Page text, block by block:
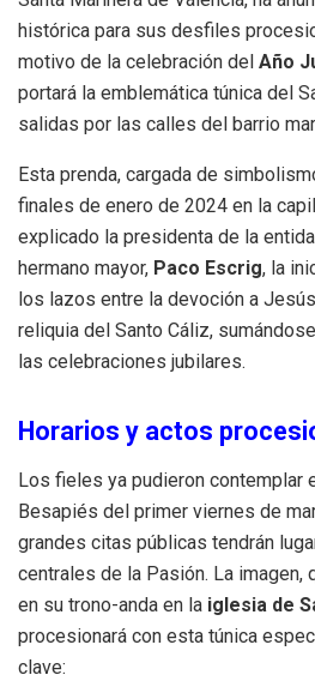
histórica para sus desfiles
motivo de la celebración del Año
portará la emblemática túnica del
salidas por las calles del barrio
Esta prenda, cargada de
finales de enero de 2024 en la
explicado la presidenta de la
hermano mayor, Paco Escrig, la
los lazos entre la devoción a
reliquia del Santo Cáliz,
las celebraciones jubilares.
Horarios y actos
Los fieles ya pudieron contemplar
Besapiés del primer viernes de
grandes citas públicas tendrán
centrales de la Pasión. La imagen,
en su trono-anda en la iglesia de
procesionará con esta túnica
clave: